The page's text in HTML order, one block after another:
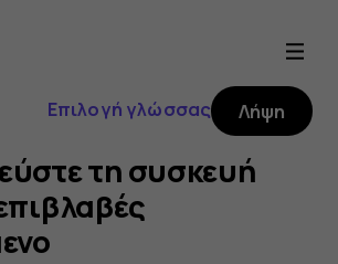
Επιλογή γλώσσας Λήψη
τη συσκευή